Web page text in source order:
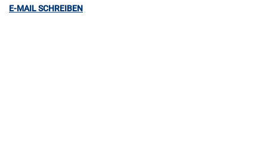
E-MAIL SCHREIBEN